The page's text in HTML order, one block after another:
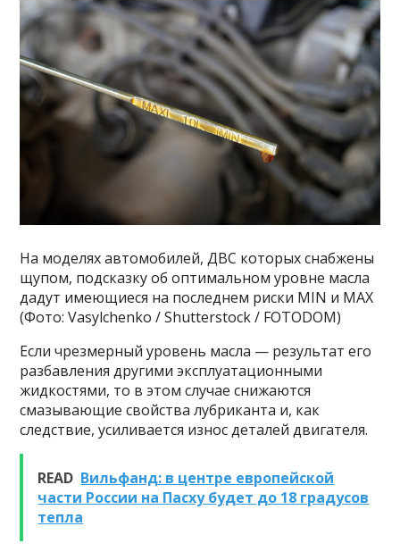
На моделях автомобилей, ДВС которых снабжены
щупом, подсказку об оптимальном уровне масла
дадут имеющиеся на последнем риски MIN и MAX
(Фото: Vasylchenko / Shutterstock / FOTODOM)
Если чрезмерный уровень масла — результат его
разбавления другими эксплуатационными
жидкостями, то в этом случае снижаются
смазывающие свойства лубриканта и, как
следствие, усиливается износ деталей двигателя.
READ Вильфанд: в центре европейской
части России на Пасху будет до 18 градусов
тепла